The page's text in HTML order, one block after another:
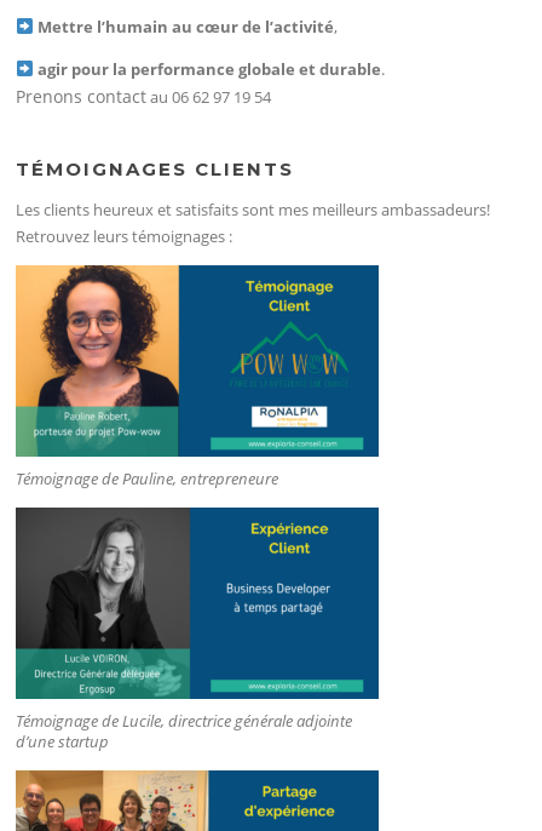
Mettre l’humain au cœur de l’activité,
agir pour la performance globale et durable.
Prenons contactau 06 62 97 19 54
TÉMOIGNAGES CLIENTS
Les clients heureux et satisfaits sont mes meilleurs ambassadeurs!
Retrouvez leurs témoignages :
Témoignage de Pauline, entrepreneure
Témoignage de Lucile, directrice générale adjointe
d’une startup